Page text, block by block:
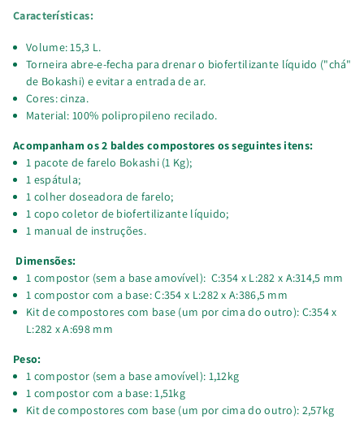
Características:
Volume: 15,3 L.
Torneira abre-e-fecha para drenar o biofertilizante líquido ("chá"
de Bokashi) e evitar a entrada de ar.
Cores: cinza.
Material: 100% polipropileno recilado.
Acompanham os 2 baldes compostores os seguintes itens:
1 pacote de farelo Bokashi (1 Kg);
1 espátula;
1 colher doseadora de farelo;
1 copo coletor de biofertilizante líquido;
1 manual de instruções.
Dimensões:
1 compostor (sem a base amovível): C:354 x L:282 x A:314,5 mm
1 compostor com a base: C:354 x L:282 x A:386,5 mm
Kit de compostores com base (um por cima do outro): C:354 x
L:282 x A:698 mm
Peso:
1 compostor (sem a base amovível): 1,12kg
1 compostor com a base: 1,51kg
Kit de compostores com base (um por cima do outro): 2,57kg